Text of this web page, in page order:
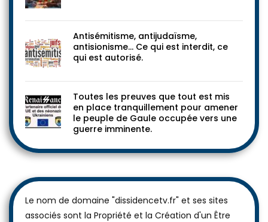
Antisémitisme, antijudaïsme,
antisionisme… Ce qui est interdit, ce
qui est autorisé.
Toutes les preuves que tout est mis
en place tranquillement pour amener
le peuple de Gaule occupée vers une
guerre imminente.
Le nom de domaine "dissidencetv.fr" et ses sites
associés sont la Propriété et la Création d'un Être